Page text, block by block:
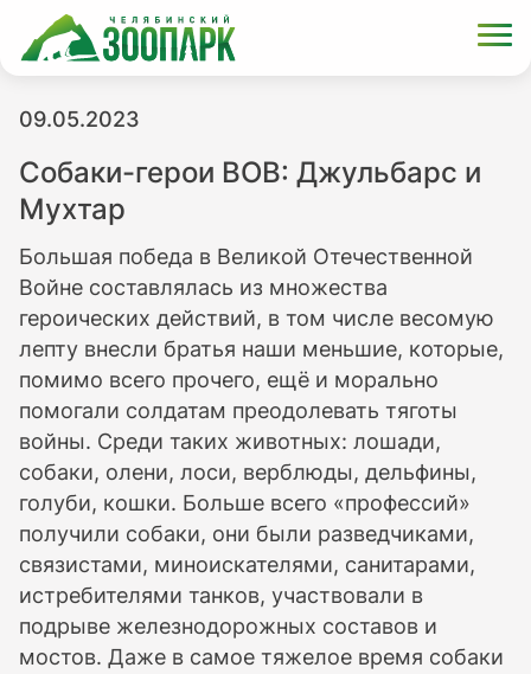
09.05.2023
Собаки-герои ВОВ: Джульбарс и
Мухтар
Большая победа в Великой Отечественной
Войне составлялась из множества
героических действий, в том числе весомую
лепту внесли братья наши меньшие, которые,
помимо всего прочего, ещё и морально
помогали солдатам преодолевать тяготы
войны. Среди таких животных: лошади,
собаки, олени, лоси, верблюды, дельфины,
голуби, кошки. Больше всего «профессий»
получили собаки, они были разведчиками,
связистами, миноискателями, санитарами,
истребителями танков, участвовали в
подрыве железнодорожных составов и
мостов. Даже в самое тяжелое время собаки